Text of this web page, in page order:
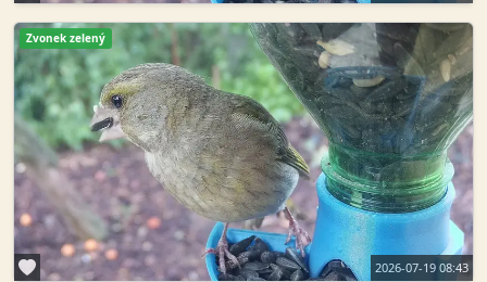
Zvonek zelený
2026-07-19 08:43